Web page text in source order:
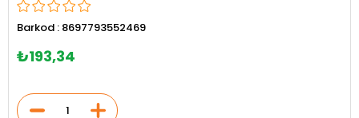
Barkod : 8697793552469
₺193,34